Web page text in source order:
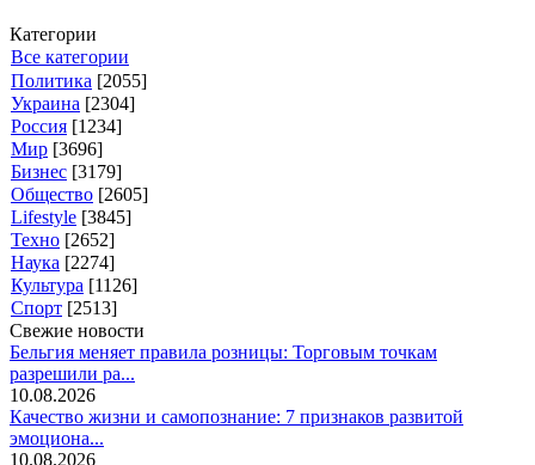
Категории
Все категории
Политика [2055]
Украина [2304]
Россия [1234]
Мир [3696]
Бизнес [3179]
Общество [2605]
Lifestyle [3845]
Техно [2652]
Наука [2274]
Культура [1126]
Спорт [2513]
Свежие новости
Бельгия меняет правила розницы: Торговым точкам
разрешили ра...
10.08.2026
Качество жизни и самопознание: 7 признаков развитой
эмоциона...
10.08.2026